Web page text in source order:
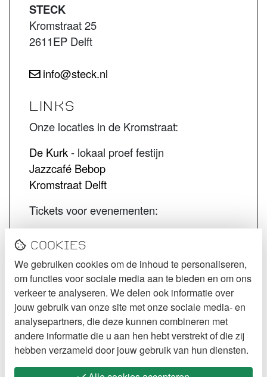
STECK
Kromstraat 25
2611EP Delft
info@steck.nl
LINKS
Onze locaties in de Kromstraat:
De Kurk- lokaal proef festijn
Jazzcafé Bebop
Kromstraat Delft
Tickets voor evenementen:
De Kurk tickets
Jazzcafé Bebop tickets
VOLG STECK
Instagram
Facebook
Cookies
We gebruiken cookies om de inhoud te personaliseren,
om functies voor sociale media aan te bieden en om ons
verkeer te analyseren. We delen ook informatie over
jouw gebruik van onze site met onze sociale media- en
analysepartners, die deze kunnen combineren met
andere informatie die u aan hen hebt verstrekt of die zij
hebben verzameld door jouw gebruik van hun diensten.